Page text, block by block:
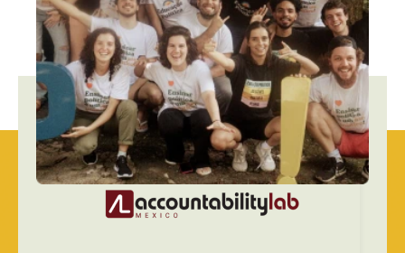
Aliados De Difusión